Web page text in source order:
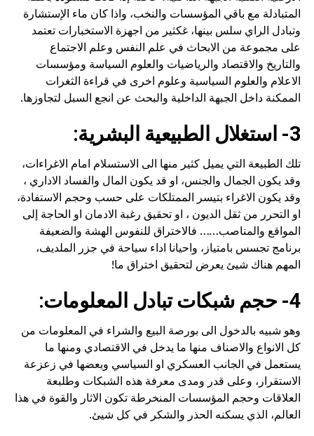
المتبادلة مع باقي المؤسسات والنخب، واذا كان ماء الإستشارة
وتبادل الراي سلس بينها، غكثير من اجهزة الاستخبارات تعتمد
على مجموعة من الابحاث في علم النفس وعلم الاجتماع
والتاريخ والاقتصاد والرياضيات والعلوم السياسة ومؤسسات
الاعلام والعلوم السياسية وعلوم اخرى في قراءة الثغرات
الممكنة داخل الجبهة الداخلية والبحث عن انجع السبل لتجاوزها.
3- استغلال الطبيعية البشرية:
تلك الطبيعة التي يميل كثير منها الى الاستسلام امام الاغراءات،
وقد يكون الجمال والجنس، او قد يكون المال والفساد الاداري ،
وقد يكون الاغراء بتيسر الممتلكات على حسب وحجم الاستفادة،
او التحرر من ثقل الديون ، او تحقيق رغبة الادمان او الحاجة إلى
المواقع والمناصب…… فالاختراق للنفوس الهشة والضعيفة
برنامج تجسس بامتياز، واحيانا اداء سياحة في جزر الملديف،
المهم هناك شيئ يعرض لتحقيق اختراق ما!
4- حجم شبكات تبادل المعلومات:
وهو شبيه بالدخول الى بورصة البيع والشراء في المعلومات من
كل الانواع والاصناف منها ما يدخل في الاقتصادي ومنها ما
يستعمل في الجانب العسكري او السياسي وبعضها في زعزعة
الاستقرار، وعلى قدر ومدى معرفة هذه الشبكات وطلبعة
العلاقات وحجم المؤسسات المنخرطة تكون الاثار والقوة في هذا
العالم، الذي يسكنه الحذر والشكر في كل شيئ.